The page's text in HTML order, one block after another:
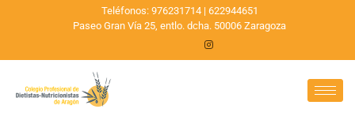
Teléfonos: 976231714 | 622944651
Paseo Gran Vía 25, entlo. dcha. 50006 Zaragoza